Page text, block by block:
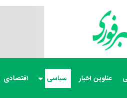
عناوین اخبار سیاسی اقتصادی